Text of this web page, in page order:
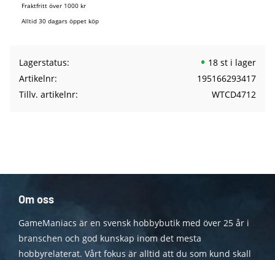
Fraktfritt över 1000 kr
Alltid 30 dagars öppet köp
Lagerstatus
18 st i lager
Artikelnr
195166293417
Tillv. artikelnr
WTCD4712
Om oss
GameManiacs är en svensk hobbybutik med över 25 år i
branschen och god kunskap inom det mesta
hobbyrelaterat. Vårt fokus är alltid att du som kund skall